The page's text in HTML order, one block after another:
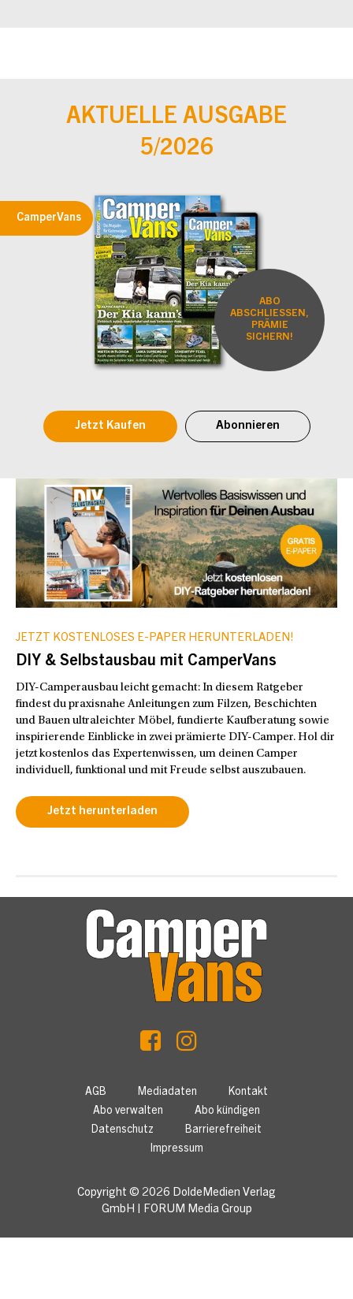
AKTUELLE AUSGABE
5/2026
CamperVans
ABO
ABSCHLIESSEN,
PRÄMIE
SICHERN!
Jetzt Kaufen Abonnieren
JETZT KOSTENLOSES E-PAPER HERUNTERLADEN!
DIY & Selbstausbau mit CamperVans
DIY-Camperausbau leicht gemacht: In diesem Ratgeber
findest du praxisnahe Anleitungen zum Filzen, Beschichten
und Bauen ultraleichter Möbel, fundierte Kaufberatung sowie
inspirierende Einblicke in zwei prämierte DIY-Camper. Hol dir
jetzt kostenlos das Expertenwissen, um deinen Camper
individuell, funktional und mit Freude selbst auszubauen.
Jetzt herunterladen
AGB Mediadaten
Kontakt
Abo verwalten
Abo kündigen
Datenschutz
Barrierefreiheit
Impressum
Copyright © 2026 DoldeMedien Verlag
GmbH
FORUM Media Group